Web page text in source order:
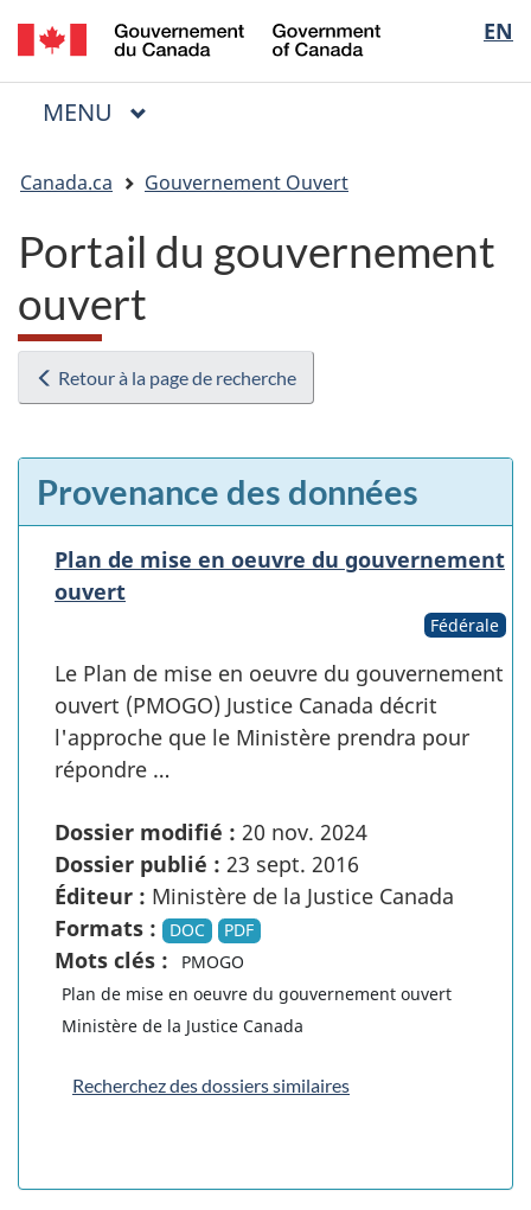
Passer
au
contenu
Passer
à
« Au
Passer
à
la
EN
of
Menu
MENU PRINCIPAL
êtes
ici
Canada.ca Gouvernement Ouvert
Portail du gouvernement
ouvert
Retour à la page de recherche
Provenance des données
Plan de mise en oeuvre du gouvernement
ouvert
Fédérale
Le Plan de mise en oeuvre du gouvernement
ouvert (PMOGO) Justice Canada décrit
l'approche que le Ministère prendra pour
répondre …
Dossier modifié : 20 nov. 2024
Dossier publié : 23 sept. 2016
Éditeur : Ministère de la Justice Canada
Formats :
DOC PDF
Mots clés :
PMOGO
Plan de mise en oeuvre du gouvernement ouvert
Ministère de la Justice Canada
Recherchez des dossiers similaires